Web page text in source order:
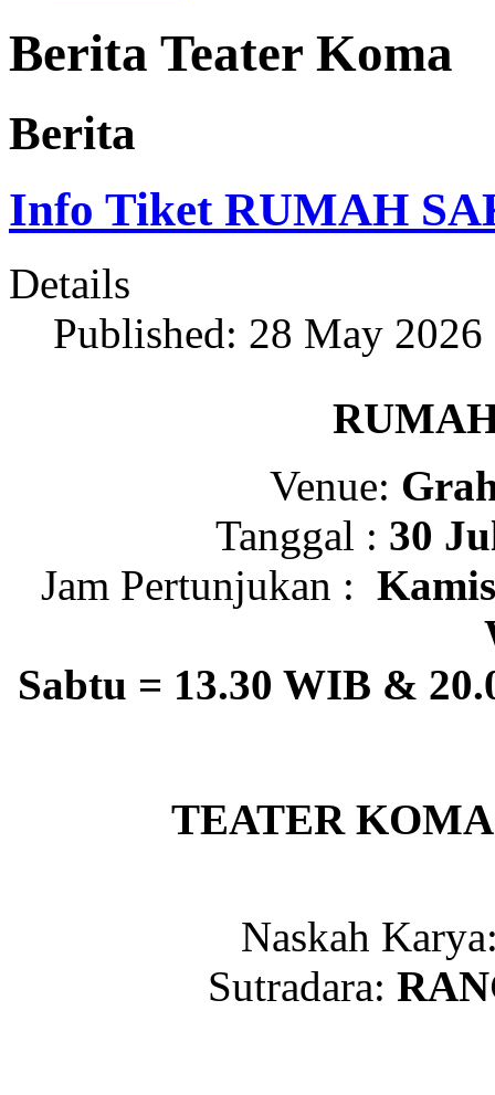
Berita Teater Koma
Berita
Info Tiket RUMAH
Details
Published: 28 May 2026
Venue:
Tanggal : 30
Jam Pertunjukan :
Sabtu = 13.30 WIB &
TEATER KOMA
Naskah
Sutradara: